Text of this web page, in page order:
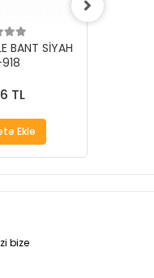
BANT SİYAH
TL
Ekle
bize